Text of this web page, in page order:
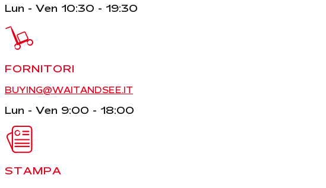
Lun - Ven 10:30 - 19:30
FORNITORI
BUYING@WAITANDSEE.IT
Lun - Ven 9:00 - 18:00
STAMPA